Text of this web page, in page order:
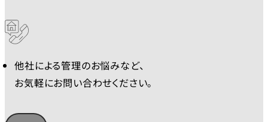
他社による管理のお悩みなど、
お気軽にお問い合わせください。